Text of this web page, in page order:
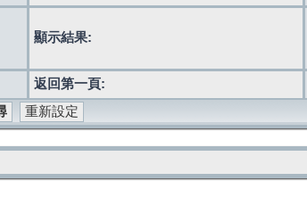
顯示結果:
返回第一頁: